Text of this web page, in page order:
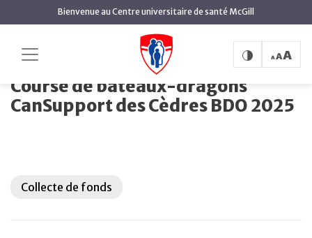
principal
Bienvenue au Centre universitaire de santé McGill
Course de bateaux-
dragons CanSupport des Cèdres BDO 2025
Course de bateaux-dragons
CanSupport des Cèdres BDO 2025
Collecte de fonds